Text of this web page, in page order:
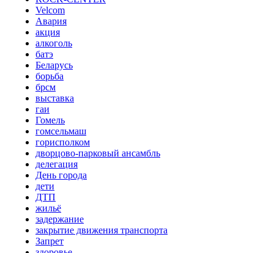
Velcom
Авария
акция
алкоголь
батэ
Беларусь
борьба
брсм
выставка
гаи
Гомель
гомсельмаш
горисполком
дворцово-парковый ансамбль
делегация
День города
дети
ДТП
жильё
задержание
закрытие движения транспорта
Запрет